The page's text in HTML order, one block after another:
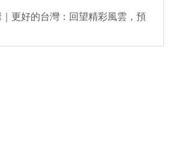
更好的台灣：回望精彩風雲，預